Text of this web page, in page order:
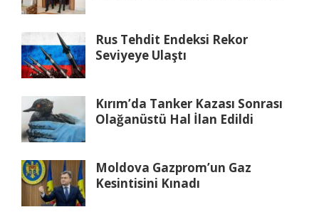
Rus Tehdit Endeksi Rekor
Seviyeye Ulaştı
Kırım’da Tanker Kazası Sonrası
Olağanüstü Hal İlan Edildi
Moldova Gazprom’un Gaz
Kesintisini Kınadı